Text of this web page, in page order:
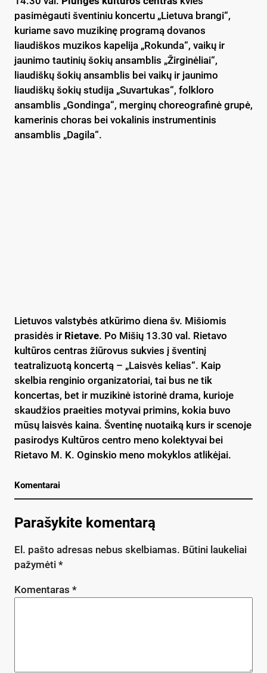
pasimėgauti šventiniu koncertu „Lietuva brangi“,
kuriame savo muzikinę programą dovanos
liaudiškos muzikos kapelija „Rokunda“, vaikų ir
jaunimo tautinių šokių ansamblis „Žirginėliai“,
liaudiškų šokių ansamblis bei vaikų ir jaunimo
liaudiškų šokių studija „Suvartukas“, folkloro
ansamblis „Gondinga“, merginų choreografinė grupė,
kamerinis choras bei vokalinis instrumentinis
ansamblis „Dagila“.
Lietuvos valstybės atkūrimo diena šv. Mišiomis
prasidės ir Rietave. Po Mišių 13.30 val. Rietavo
kultūros centras žiūrovus sukvies į šventinį
teatralizuotą koncertą – „Laisvės kelias“. Kaip
skelbia renginio organizatoriai, tai bus ne tik
koncertas, bet ir muzikinė istorinė drama, kurioje
skaudžios praeities motyvai primins, kokia buvo
mūsų laisvės kaina. Šventinę nuotaiką kurs ir scenoje
pasirodys Kultūros centro meno kolektyvai bei
Rietavo M. K. Oginskio meno mokyklos atlikėjai.
Komentarai
Parašykite komentarą
El. pašto adresas nebus skelbiamas. Būtini laukeliai
pažymėti *
Komentaras *